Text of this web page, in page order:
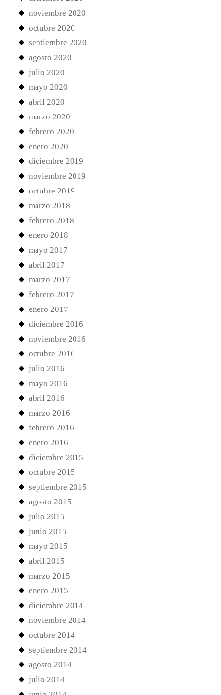
noviembre 2020
octubre 2020
septiembre 2020
agosto 2020
julio 2020
mayo 2020
abril 2020
marzo 2020
febrero 2020
enero 2020
diciembre 2019
noviembre 2019
octubre 2019
marzo 2018
febrero 2018
enero 2018
mayo 2017
abril 2017
marzo 2017
febrero 2017
enero 2017
diciembre 2016
noviembre 2016
octubre 2016
julio 2016
mayo 2016
abril 2016
marzo 2016
febrero 2016
enero 2016
diciembre 2015
octubre 2015
septiembre 2015
agosto 2015
julio 2015
junio 2015
mayo 2015
abril 2015
marzo 2015
enero 2015
diciembre 2014
noviembre 2014
octubre 2014
septiembre 2014
agosto 2014
julio 2014